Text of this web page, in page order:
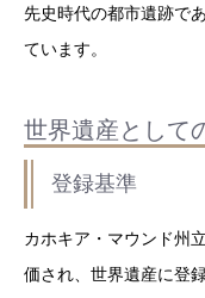
先史時代の都市遺跡で
ています。
世界遺産として
登録基準
カホキア・マウンド州
価され、世界遺産に登